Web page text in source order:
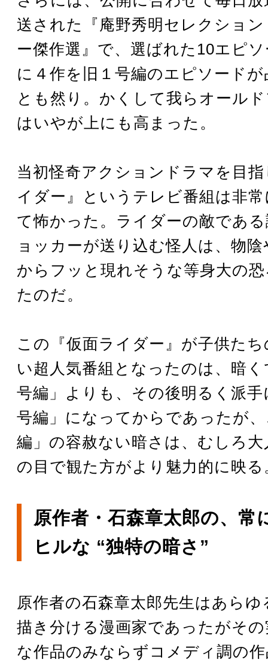
送された『庵野秀明セレクショ
ー傑作選』で、選ばれた10エピ
に４作を旧１号編のエピソード
とも然り。かくして我らオール
はいやが上にも高まった。
当初怪奇アクションドラマを目
イダー』というテレビ番組は非
て怖かった。ライダーの敵であ
ョッカーが送り込む怪人は、物
からフッと現れそうな等身大の
たのだ。
この『仮面ライダー』が子供た
い超人気番組となったのは、暗
号編」よりも、その後明るく派
号編」になってからであったが
編」の容赦ない暗さは、むしろ
の目で観た方がより魅力的に映る
原作者・石森章太郎の、常
ヒルな “独特の暗さ”
原作者の石森章太郎先生はあら
描き分ける漫画家であったがそ
な作品のみならずコメディ調の